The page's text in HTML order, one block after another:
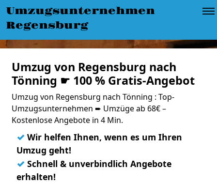
Umzugsunternehmen
Regensburg
Umzug von Regensburg nach
Tönning ☛ 100 % Gratis-Angebot
Umzug von Regensburg nach Tönning : Top-
Umzugsunternehmen ➨ Umzüge ab 68€ –
Kostenlose Angebote in 4 Min.
✓ Wir helfen Ihnen, wenn es um Ihren
Umzug geht!
✓ Schnell & unverbindlich Angebote
erhalten!